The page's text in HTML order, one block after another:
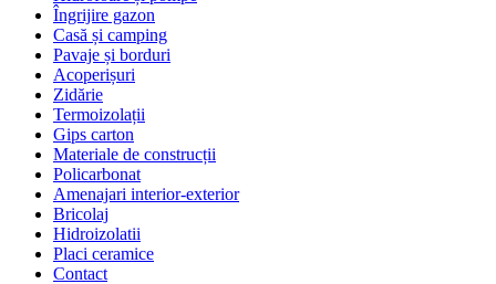
Îngrijire gazon
Casă și camping
Pavaje și borduri
Acoperișuri
Zidărie
Termoizolații
Gips carton
Materiale de construcții
Policarbonat
Amenajari interior-exterior
Bricolaj
Hidroizolatii
Placi ceramice
Contact